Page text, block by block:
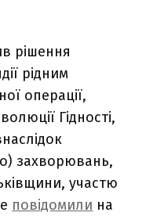
рішення
рідним
операції,
Гідності,
захворювань,
участю
повідомили на